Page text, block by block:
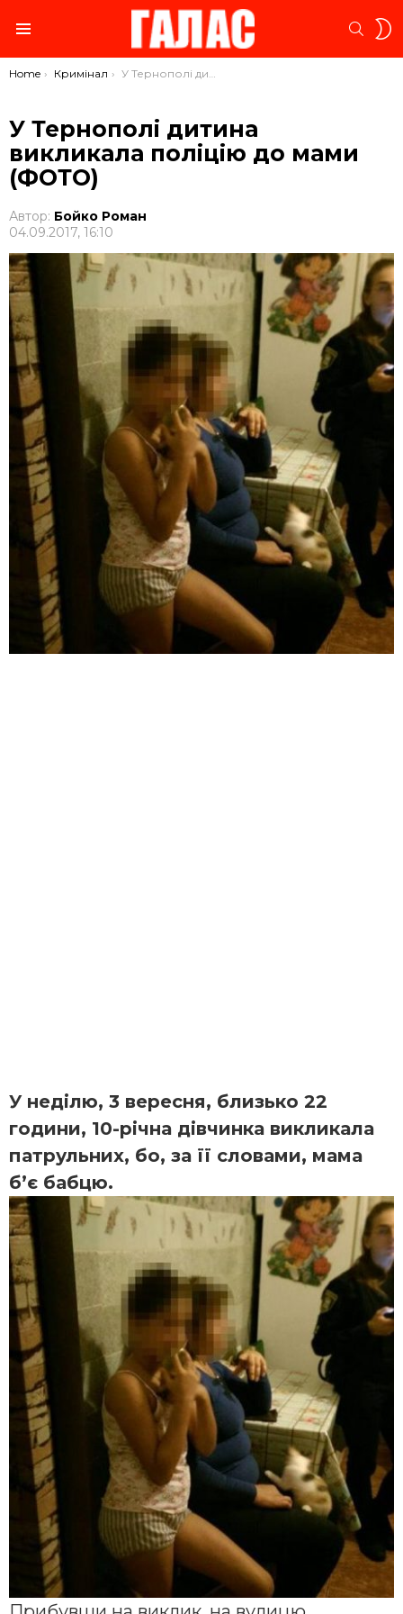
You are here:
Home Кримінал У Тернополі дитина викликала поліцію до мами (ФОТО)
У Тернополі дитина
викликала поліцію до мами
(ФОТО)
Автор: Бойко Роман
04.09.2017, 16:10
У неділю, 3 вересня, близько 22
години, 10-річна дівчинка викликала
патрульних, бо, за її словами, мама
б’є бабцю.